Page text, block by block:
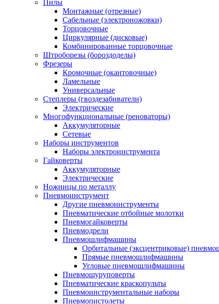
Пилы
Монтажные (отрезные)
Сабельные (электроножовки)
Торцовочные
Циркулярные (дисковые)
Комбинированные торцовочные
Штроборезы (бороздоделы)
Фрезеры
Кромочные (окантовочные)
Ламельные
Универсальные
Степлеры (гвоздезабиватели)
Электрические
Многофункциональные (реноваторы)
Аккумуляторные
Сетевые
Наборы инструментов
Наборы электроинструмента
Гайковерты
Аккумуляторные
Электрические
Ножницы по металлу
Пневмоинструмент
Другие пневмоинструменты
Пневматические отбойные молотки
Пневмогайковерты
Пневмодрели
Пневмошлифмашины
Орбитальные (эксцентриковые)
Прямые пневмошлифмашины
Угловые пневмошлифмашины
Пневмошуруповерты
Пневматические краскопульты
Пневмоинструментальные наборы
Пневмопистолеты